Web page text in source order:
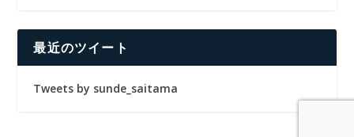
最近のツイート
Tweets by sunde_saitama